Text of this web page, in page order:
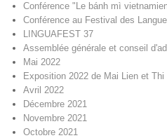
Conférence "Le bánh mì
Conférence au Festival des
LINGUAFEST 37
Assemblée générale et conseil
Mai 2022
Exposition 2022 de Mai Lien et
Avril 2022
Décembre 2021
Novembre 2021
Octobre 2021